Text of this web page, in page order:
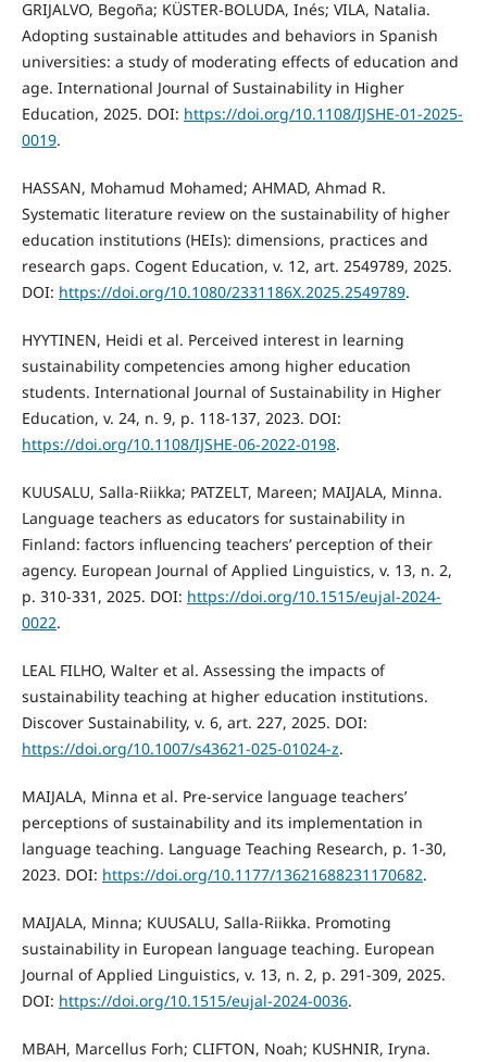
GRIJALVO, Begoña; KÜSTER-BOLUDA, Inés; VILA, Natalia.
Adopting sustainable attitudes and behaviors in Spanish
universities: a study of moderating effects of education and
age. International Journal of Sustainability in Higher
Education, 2025. DOI: https://doi.org/10.1108/IJSHE-01-2025-
0019.
HASSAN, Mohamud Mohamed; AHMAD, Ahmad R.
Systematic literature review on the sustainability of higher
education institutions (HEIs): dimensions, practices and
research gaps. Cogent Education, v. 12, art. 2549789, 2025.
DOI: https://doi.org/10.1080/2331186X.2025.2549789.
HYYTINEN, Heidi et al. Perceived interest in learning
sustainability competencies among higher education
students. International Journal of Sustainability in Higher
Education, v. 24, n. 9, p. 118-137, 2023. DOI:
https://doi.org/10.1108/IJSHE-06-2022-0198.
KUUSALU, Salla-Riikka; PATZELT, Mareen; MAIJALA, Minna.
Language teachers as educators for sustainability in
Finland: factors influencing teachers’ perception of their
agency. European Journal of Applied Linguistics, v. 13, n. 2,
p. 310-331, 2025. DOI: https://doi.org/10.1515/eujal-2024-
0022.
LEAL FILHO, Walter et al. Assessing the impacts of
sustainability teaching at higher education institutions.
Discover Sustainability, v. 6, art. 227, 2025. DOI:
https://doi.org/10.1007/s43621-025-01024-z.
MAIJALA, Minna et al. Pre-service language teachers’
perceptions of sustainability and its implementation in
language teaching. Language Teaching Research, p. 1-30,
2023. DOI: https://doi.org/10.1177/13621688231170682.
MAIJALA, Minna; KUUSALU, Salla-Riikka. Promoting
sustainability in European language teaching. European
Journal of Applied Linguistics, v. 13, n. 2, p. 291-309, 2025.
DOI: https://doi.org/10.1515/eujal-2024-0036.
MBAH, Marcellus Forh; CLIFTON, Noah; KUSHNIR, Iryna.